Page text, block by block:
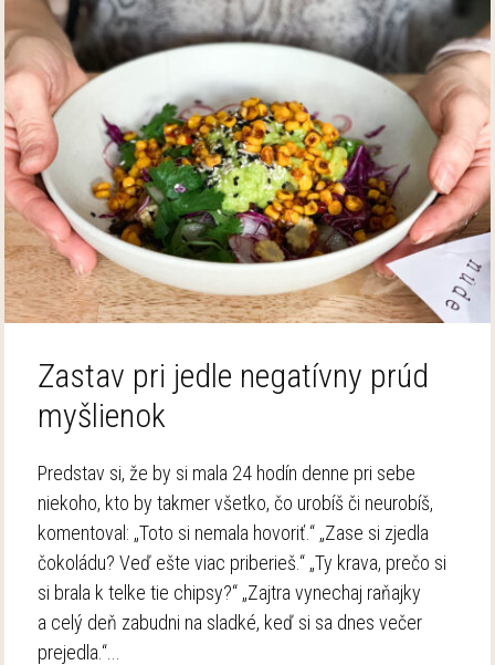
Zastav pri jedle negatívny prúd
myšlienok
Predstav si, že by si mala 24 hodín denne pri sebe
niekoho, kto by takmer všetko, čo urobíš či neurobíš,
komentoval: „Toto si nemala hovoriť.“ „Zase si zjedla
čokoládu? Veď ešte viac priberieš.“ „Ty krava, prečo si
si brala k telke tie chipsy?“ „Zajtra vynechaj raňajky
a celý deň zabudni na sladké, keď si sa dnes večer
prejedla.“...